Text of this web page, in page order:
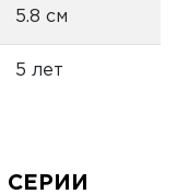
5.8 см
5 лет